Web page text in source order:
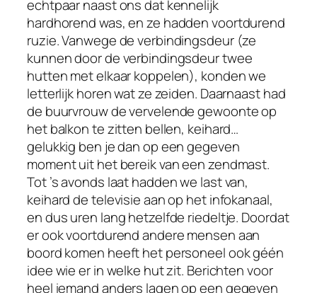
echtpaar naast ons dat kennelijk
hardhorend was, en ze hadden voortdurend
ruzie. Vanwege de verbindingsdeur (ze
kunnen door de verbindingsdeur twee
hutten met elkaar koppelen), konden we
letterlijk horen wat ze zeiden. Daarnaast had
de buurvrouw de vervelende gewoonte op
het balkon te zitten bellen, keihard…
gelukkig ben je dan op een gegeven
moment uit het bereik van een zendmast.
Tot ’s avonds laat hadden we last van,
keihard de televisie aan op het infokanaal,
en dus uren lang hetzelfde riedeltje. Doordat
er ook voortdurend andere mensen aan
boord komen heeft het personeel ook géén
idee wie er in welke hut zit. Berichten voor
heel iemand anders lagen op een gegeven